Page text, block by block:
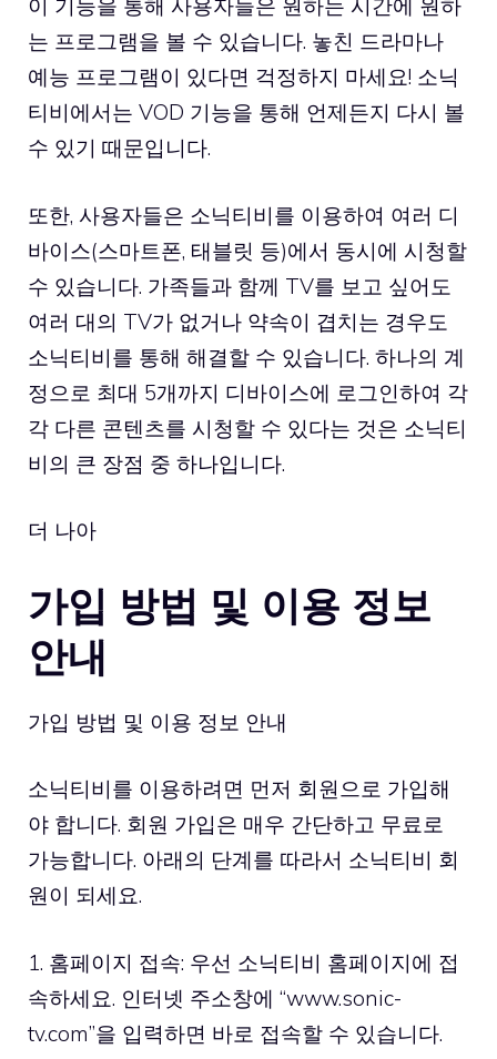
이 기능을 통해 사용자들은 원하는 시간에 원하
는 프로그램을 볼 수 있습니다. 놓친 드라마나
예능 프로그램이 있다면 걱정하지 마세요! 소닉
티비에서는 VOD 기능을 통해 언제든지 다시 볼
수 있기 때문입니다.
또한, 사용자들은 소닉티비를 이용하여 여러 디
바이스(스마트폰, 태블릿 등)에서 동시에 시청할
수 있습니다. 가족들과 함께 TV를 보고 싶어도
여러 대의 TV가 없거나 약속이 겹치는 경우도
소닉티비를 통해 해결할 수 있습니다. 하나의 계
정으로 최대 5개까지 디바이스에 로그인하여 각
각 다른 콘텐츠를 시청할 수 있다는 것은 소닉티
비의 큰 장점 중 하나입니다.
더 나아
가입 방법 및 이용 정보
안내
가입 방법 및 이용 정보 안내
소닉티비를 이용하려면 먼저 회원으로 가입해
야 합니다. 회원 가입은 매우 간단하고 무료로
가능합니다. 아래의 단계를 따라서 소닉티비 회
원이 되세요.
1. 홈페이지 접속: 우선 소닉티비 홈페이지에 접
속하세요. 인터넷 주소창에 “www.sonic-
tv.com”을 입력하면 바로 접속할 수 있습니다.